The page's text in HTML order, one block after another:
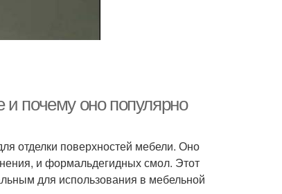
почему оно популярно
отделки поверхностей мебели. Оно
и формальдегидных смол. Этот
для использования в мебельной